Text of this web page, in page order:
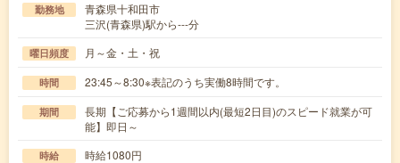
勤務地
青森県十和田市
三沢(青森県)駅から---分
曜日頻度 月～金・土・祝
時間 23:45～8:30※表記のうち実働8時間です。
期間
長期【ご応募から1週間以内(最短2日目)のスピード就業が可
能】即日～
時給 時給1080円